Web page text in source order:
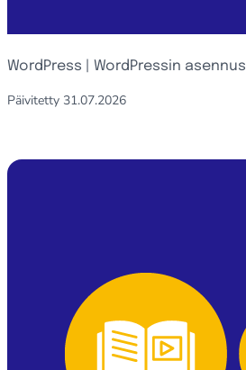
WordPress | WordPressin asennus
Päivitetty 31.07.2026